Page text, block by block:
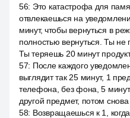
56: Это катастрофа для
отвлекаешься на
минут, чтобы вернуться в
полностью вернуться. Ты не
Ты теряешь 20 минут
57: После каждого
выглядит так 25 минут, 1
телефона, без фона, 5
другой предмет, потом
58: Возвращаешься к 1,